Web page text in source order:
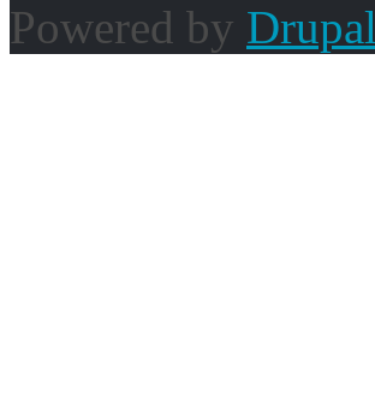
Powered by Drupal